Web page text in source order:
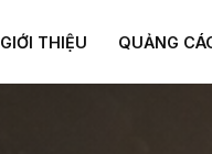
GIỚI THIỆU QUẢNG